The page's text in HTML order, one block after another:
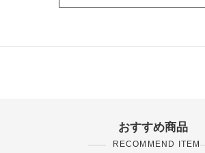
おすすめ商品
RECOMMEND ITEM